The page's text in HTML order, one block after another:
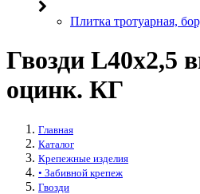
Плитка тротуарная,
Гвозди L40х2,5
оцинк. КГ
Главная
Каталог
Крепежные изделия
• Забивной крепеж
Гвозди